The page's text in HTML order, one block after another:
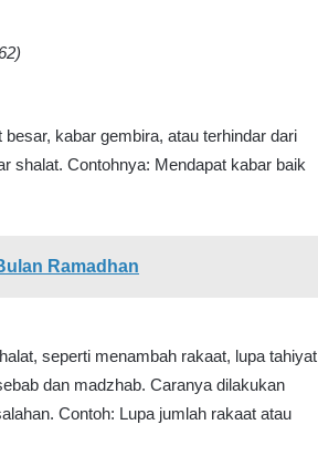
kabar gembira, atau terhindar dari
shalat. Contohnya: Mendapat kabar baik
Ramadhan
seperti menambah rakaat, lupa tahiyat
dan madzhab. Caranya dilakukan
Contoh: Lupa jumlah rakaat atau